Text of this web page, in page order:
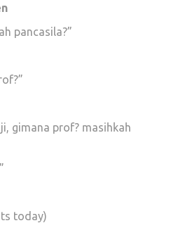
pancasila?”
gimana prof? masihkah
today)